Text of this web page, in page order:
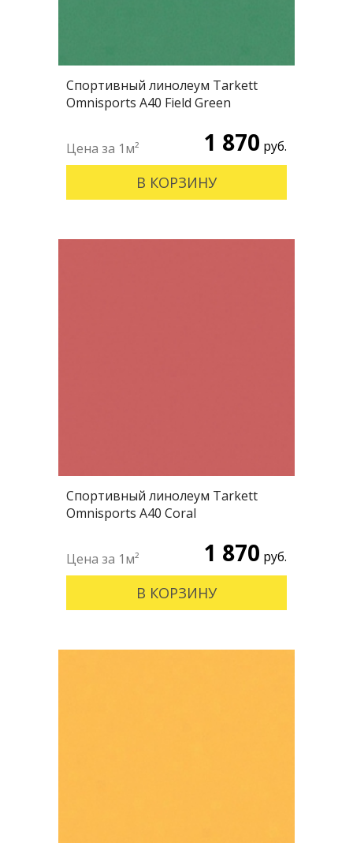
Спортивный линолеум Tarkett
Omnisports А40 Field Green
1 870 руб.
В КОРЗИНУ
Спортивный линолеум Tarkett
Omnisports А40 Coral
1 870 руб.
В КОРЗИНУ